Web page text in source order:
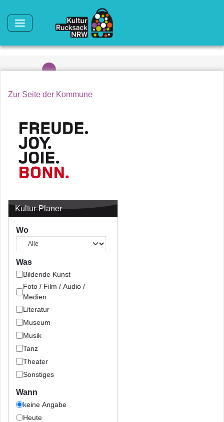
Zur Seite der Kommune
Kultur-Planer
Wo
Was
Bildende Kunst
Foto / Film / Audio /
Medien
Literatur
Museum
Musik
Tanz
Theater
Sonstiges
Wann
keine Angabe
Heute